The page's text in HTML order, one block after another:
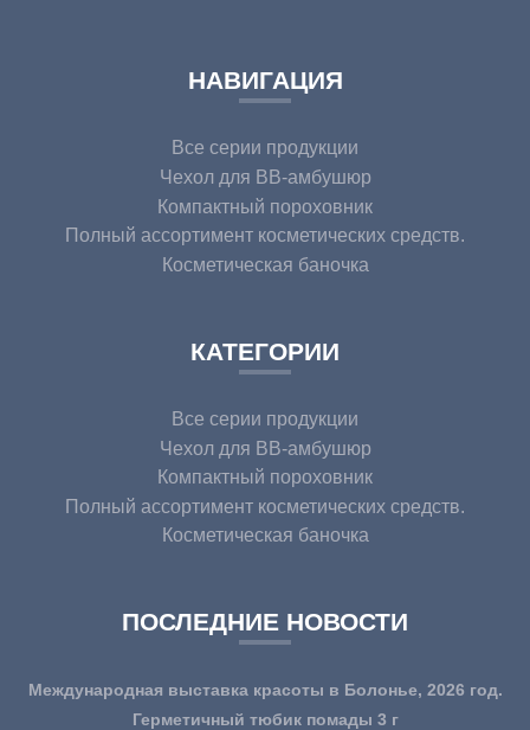
НАВИГАЦИЯ
Все серии продукции
Чехол для BB-амбушюр
Компактный пороховник
Полный ассортимент косметических средств.
Косметическая баночка
КАТЕГОРИИ
Все серии продукции
Чехол для BB-амбушюр
Компактный пороховник
Полный ассортимент косметических средств.
Косметическая баночка
ПОСЛЕДНИЕ НОВОСТИ
Международная выставка красоты в Болонье, 2026 год.
Герметичный тюбик помады 3 г